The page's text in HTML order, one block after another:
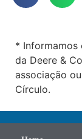
* Informamos
da Deere &
associação
Círculo.